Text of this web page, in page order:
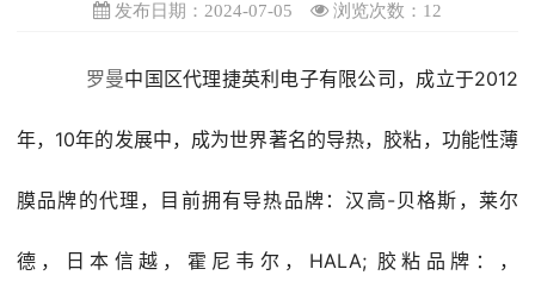
发布日期：2024-07-05 浏览次数： 12
罗曼中国区代理捷英利电子有限公司，成立于2012
年，10年的发展中，成为世界著名的导热，胶粘，功能性薄
膜品牌的代理，目前拥有导热品牌：汉高-贝格斯，莱尔
德，日本信越，霍尼韦尔，HALA; 胶粘品牌：，